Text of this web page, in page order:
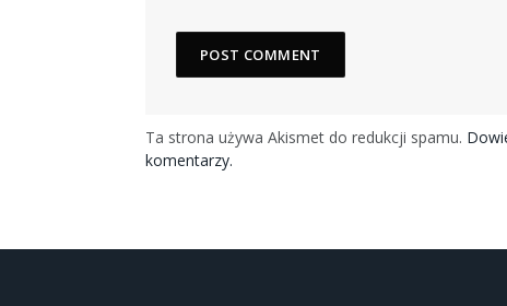
Ta strona używa Akismet do redukcji spamu.
komentarzy.